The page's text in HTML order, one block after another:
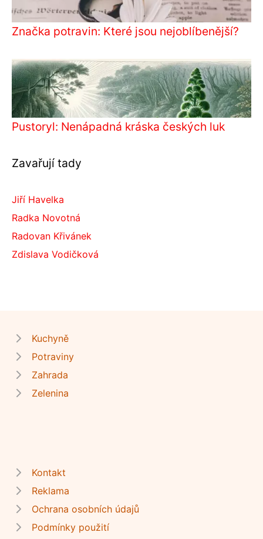
Značka potravin: Které jsou nejoblíbenější?
Pustoryl: Nenápadná kráska českých luk
Zavařují tady
Jiří Havelka
Radka Novotná
Radovan Křivánek
Zdislava Vodičková
Kuchyně
Potraviny
Zahrada
Zelenina
Kontakt
Reklama
Ochrana osobních údajů
Podmínky použití